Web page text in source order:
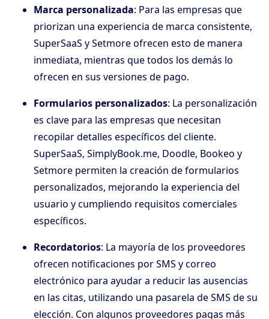
Marca personalizada: Para las empresas que
priorizan una experiencia de marca consistente,
SuperSaaS y Setmore ofrecen esto de manera
inmediata, mientras que todos los demás lo
ofrecen en sus versiones de pago.
Formularios personalizados: La personalización
es clave para las empresas que necesitan
recopilar detalles específicos del cliente.
SuperSaaS, SimplyBook.me, Doodle, Bookeo y
Setmore permiten la creación de formularios
personalizados, mejorando la experiencia del
usuario y cumpliendo requisitos comerciales
específicos.
Recordatorios: La mayoría de los proveedores
ofrecen notificaciones por SMS y correo
electrónico para ayudar a reducir las ausencias
en las citas, utilizando una pasarela de SMS de su
elección. Con algunos proveedores pagas más